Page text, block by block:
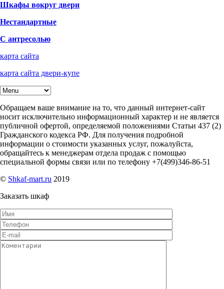
Шкафы вокруг двери
Нестандартные
С антресолью
карта сайта
карта сайта двери-купе
Обращаем ваше внимание на то, что данный интернет-сайт
носит исключительно информационный характер и не является
публичной офертой, определяемой положениями Статьи 437 (2)
Гражданского кодекса РФ. Для получения подробной
информации о стоимости указанных услуг, пожалуйста,
обращайтесь к менеджерам отдела продаж с помощью
специальной формы связи или по телефону +7(499)346-86-51
© Shkaf-mart.ru 2019
Заказать шкаф